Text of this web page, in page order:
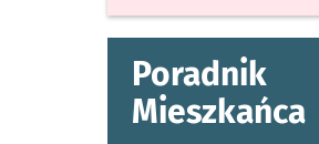
Poradnik
Mieszkańca